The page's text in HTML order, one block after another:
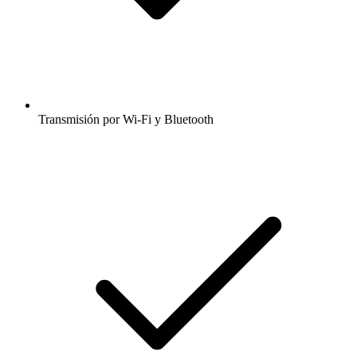
Transmisión por Wi-Fi y Bluetooth